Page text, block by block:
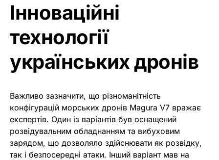
Інноваційні
технології
українських дронів
Важливо зазначити, що різноманітність
конфігурацій морських дронів Magura V7 вражає
експертів. Один із варіантів був оснащений
розвідувальним обладнанням та вибуховим
зарядом, що дозволяло здійснювати як розвідку,
так і безпосередні атаки. Інший варіант мав на